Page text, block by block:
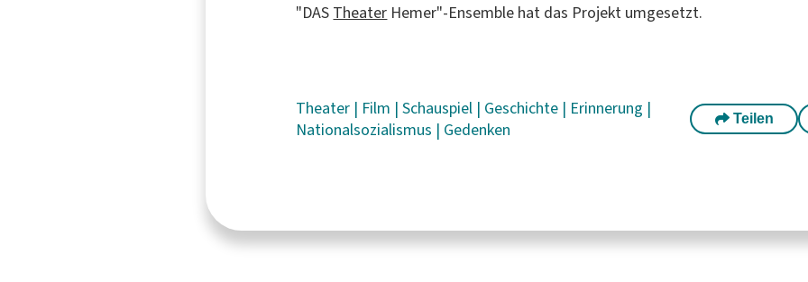
"DAS Theater Hemer"-Ensemble hat das Projekt umgesetzt.
Theater | Film |Schauspiel | Geschichte | Erinnerung |
Nationalsozialismus | Gedenken
Teilen